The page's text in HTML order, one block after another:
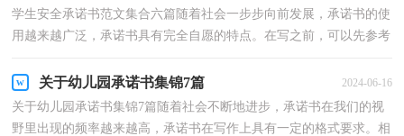
学生安全承诺书范文集合六篇随着社会一步步向前发展，承诺书的使
用越来越广泛，承诺书具有完全自愿的特点。在写之前，可以先参考
关于幼儿园承诺书集锦7篇 2024-06-16
关于幼儿园承诺书集锦7篇随着社会不断地进步，承诺书在我们的视
野里出现的频率越来越高，承诺书在写作上具有一定的格式要求。相